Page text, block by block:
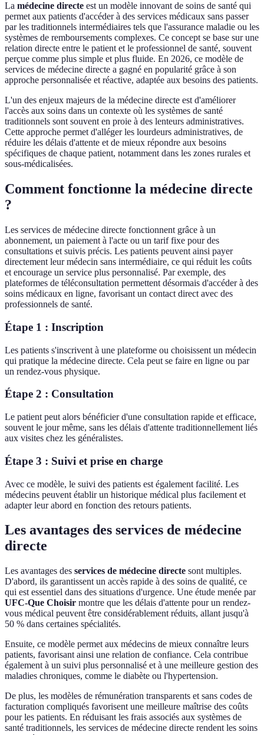
La médecine directe est un modèle innovant de soins de santé qui
permet aux patients d'accéder à des services médicaux sans passer
par les traditionnels intermédiaires tels que l'assurance maladie ou les
systèmes de remboursements complexes. Ce concept se base sur une
relation directe entre le patient et le professionnel de santé, souvent
perçue comme plus simple et plus fluide. En 2026, ce modèle de
services de médecine directe a gagné en popularité grâce à son
approche personnalisée et réactive, adaptée aux besoins des patients.
L'un des enjeux majeurs de la médecine directe est d'améliorer
l'accès aux soins dans un contexte où les systèmes de santé
traditionnels sont souvent en proie à des lenteurs administratives.
Cette approche permet d'alléger les lourdeurs administratives, de
réduire les délais d'attente et de mieux répondre aux besoins
spécifiques de chaque patient, notamment dans les zones rurales et
sous-médicalisées.
Comment fonctionne la médecine directe
?
Les services de médecine directe fonctionnent grâce à un
abonnement, un paiement à l'acte ou un tarif fixe pour des
consultations et suivis précis. Les patients peuvent ainsi payer
directement leur médecin sans intermédiaire, ce qui réduit les coûts
et encourage un service plus personnalisé. Par exemple, des
plateformes de téléconsultation permettent désormais d'accéder à des
soins médicaux en ligne, favorisant un contact direct avec des
professionnels de santé.
Étape 1 : Inscription
Les patients s'inscrivent à une plateforme ou choisissent un médecin
qui pratique la médecine directe. Cela peut se faire en ligne ou par
un rendez-vous physique.
Étape 2 : Consultation
Le patient peut alors bénéficier d'une consultation rapide et efficace,
souvent le jour même, sans les délais d'attente traditionnellement liés
aux visites chez les généralistes.
Étape 3 : Suivi et prise en charge
Avec ce modèle, le suivi des patients est également facilité. Les
médecins peuvent établir un historique médical plus facilement et
adapter leur abord en fonction des retours patients.
Les avantages des services de médecine
directe
Les avantages des services de médecine directe sont multiples.
D'abord, ils garantissent un accès rapide à des soins de qualité, ce
qui est essentiel dans des situations d'urgence. Une étude menée par
UFC-Que Choisir montre que les délais d'attente pour un rendez-
vous médical peuvent être considérablement réduits, allant jusqu'à
50 % dans certaines spécialités.
Ensuite, ce modèle permet aux médecins de mieux connaître leurs
patients, favorisant ainsi une relation de confiance. Cela contribue
également à un suivi plus personnalisé et à une meilleure gestion des
maladies chroniques, comme le diabète ou l'hypertension.
De plus, les modèles de rémunération transparents et sans codes de
facturation compliqués favorisent une meilleure maîtrise des coûts
pour les patients. En réduisant les frais associés aux systèmes de
santé traditionnels, les services de médecine directe rendent les soins